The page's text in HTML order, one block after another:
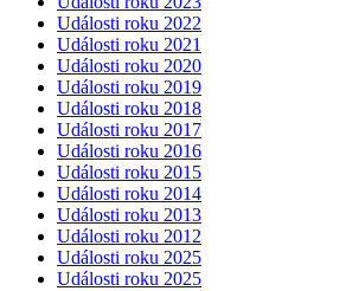
Události roku 2022
Události roku 2021
Události roku 2020
Události roku 2019
Události roku 2018
Události roku 2017
Události roku 2016
Události roku 2015
Události roku 2014
Události roku 2013
Události roku 2012
Události roku 2025
Události roku 2025